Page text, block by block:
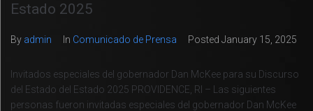
Estado 2025
By admin In Comunicado de Prensa Posted January 15, 2025
Invitados especiales del gobernador Dan McKee para su Discurso
del Estado del Estado 2025 PROVIDENCE, RI – Las siguientes
personas fueron invitadas especiales del gobernador Dan McKee